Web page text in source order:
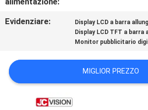
CHIEDI UN
PREVENTIVO
MAPPA
Evidenziare: Display LCD a barra
Display LCD TFT a barra
Monitor pubblicitario
MIGLIOR PREZZO